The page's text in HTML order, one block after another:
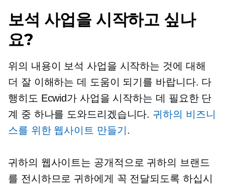
보석 사업을 시작하고 싶나
요?
위의 내용이 보석 사업을 시작하는 것에 대해
더 잘 이해하는 데 도움이 되기를 바랍니다. 다
행히도 Ecwid가 사업을 시작하는 데 필요한 단
계 중 하나를 도와드리겠습니다. 귀하의 비즈니
스를 위한 웹사이트 만들기 .
귀하의 웹사이트는 공개적으로 귀하의 브랜드
를 전시하므로 귀하에게 꼭 전달되도록 하십시